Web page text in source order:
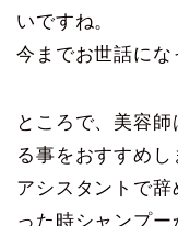
いですね。
今までお世話にな
ところで、美容
る事をおすすめし
アシスタントで
った時シャンプ